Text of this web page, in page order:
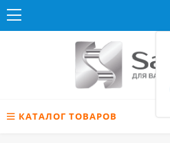
КАТАЛОГ ТОВАРОВ